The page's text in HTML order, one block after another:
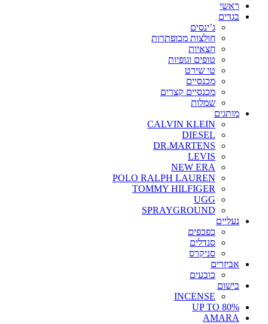
ראשי
בגדים
ג’ינסים
חולצות מכופתרות
חצאיות
טופים וגופיות
טי שירט
מכנסיים
מכנסיים קצרים
שמלות
מותגים
CALVIN KLEIN
DIESEL
DR.MARTENS
LEVIS
NEW ERA
POLO RALPH LAUREN
TOMMY HILFIGER
UGG
SPRAYGROUND
נעליים
כפכפים
סנדלים
סניקרס
אביזרים
כובעים
בישום
INCENSE
UP TO 80%
AMARA